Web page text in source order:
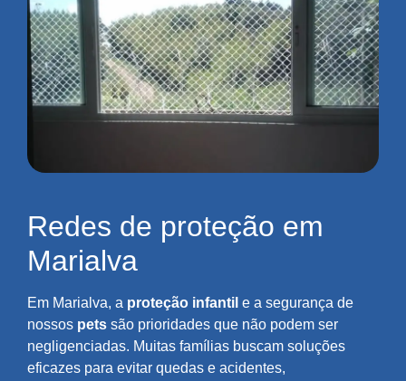
Redes de proteção em
Marialva
Em Marialva, a proteção infantil e a segurança de
nossos pets são prioridades que não podem ser
negligenciadas. Muitas famílias buscam soluções
eficazes para evitar quedas e acidentes,